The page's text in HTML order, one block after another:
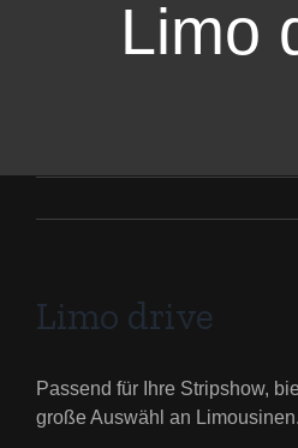
Limo
Limo drive
Passend für Ihre Stripshow,
große Auswähl an Limousinen.